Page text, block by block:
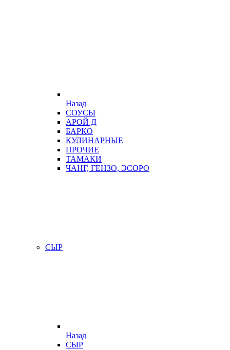
Назад
СОУСЫ
АРОЙ Д
БАРКО
КУЛИНАРНЫЕ
ПРОЧИЕ
ТАМАКИ
ЧАНГ, ГЕНЗО, ЭСОРО
СЫР
Назад
СЫР